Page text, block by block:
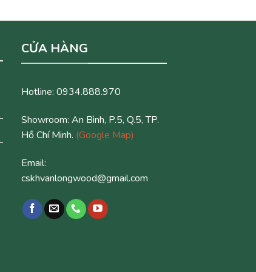
CỬA HÀNG
Hotline: 0934.888.970
Showroom: An Bình, P.5, Q.5, TP.
Hồ Chí Minh. (Google Map)
Email:
cskhvanlongwood@gmail.com